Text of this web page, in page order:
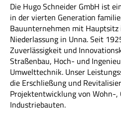
Die Hugo Schneider GmbH ist
in der vierten Generation
Bauunternehmen mit Hauptsitz
Niederlassung in Unna. Seit
Zuverlässigkeit und
Straßenbau, Hoch- und
Umwelttechnik. Unser
die Erschließung und
Projektentwicklung von Wohn-,
Industriebauten.